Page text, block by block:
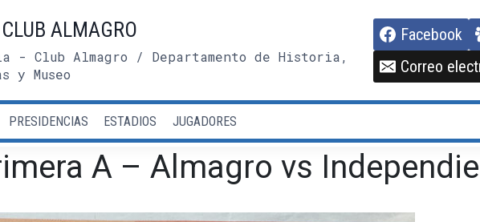
ALMAGRO
- Club Almagro / Departamento de Historia,
y Museo
Facebook
Correo
PRESIDENCIAS ESTADIOS JUGADORES
A – Almagro vs